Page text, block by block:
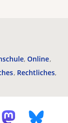
Online
Rechtliches